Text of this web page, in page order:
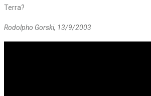
Terra?
Rodolpho Gorski, 13/9/2003